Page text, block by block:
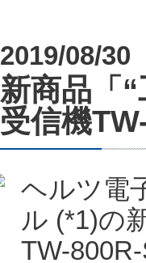
2019/08/30
新商品「
受信機
ヘルツ電
ル (*1)の
TW-